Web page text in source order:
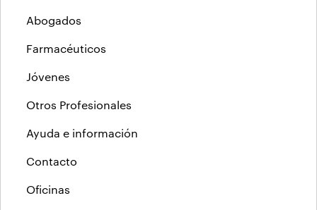
Abogados
Farmacéuticos
Jóvenes
Otros Profesionales
Ayuda e información
Contacto
Oficinas